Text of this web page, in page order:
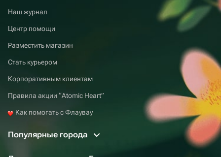
Наш журнал
Центр помощи
Разместить магазин
Стать курьером
Корпоративным клиентам
Правила акции “Atomic Heart”
Как помогать с Флаувау
Популярные города